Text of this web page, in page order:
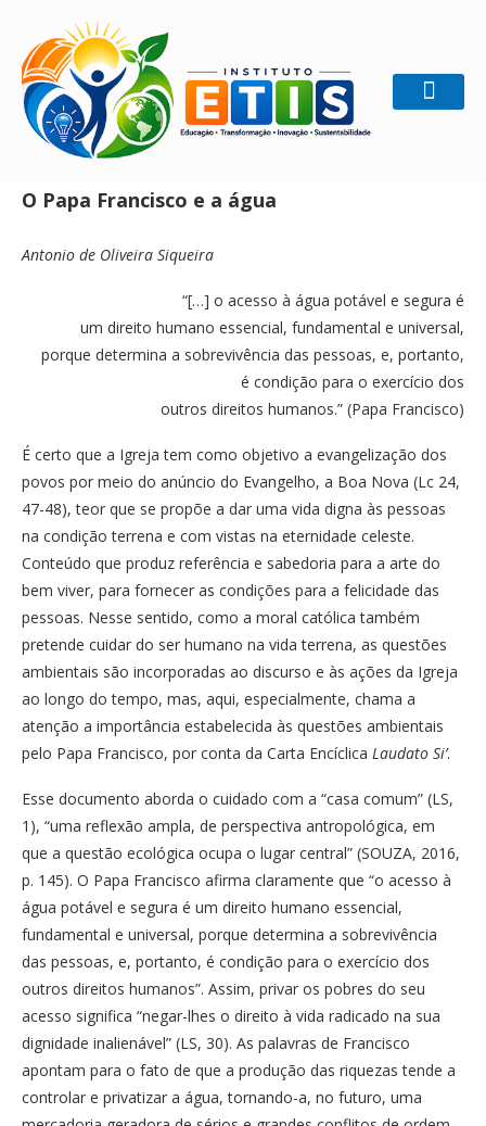
Home Gestão Sustentável
O Papa Francisco e a água
Antonio de Oliveira Siqueira
“[…] o acesso à água potável e segura é
um direito humano essencial, fundamental e universal,
porque determina a sobrevivência das pessoas, e, portanto,
é condição para o exercício dos
outros direitos humanos.” (Papa Francisco)
É certo que a Igreja tem como objetivo a evangelização dos
povos por meio do anúncio do Evangelho, a Boa Nova (Lc 24,
47-48), teor que se propõe a dar uma vida digna às pessoas
na condição terrena e com vistas na eternidade celeste.
Conteúdo que produz referência e sabedoria para a arte do
bem viver, para fornecer as condições para a felicidade das
pessoas. Nesse sentido, como a moral católica também
pretende cuidar do ser humano na vida terrena, as questões
ambientais são incorporadas ao discurso e às ações da Igreja
ao longo do tempo, mas, aqui, especialmente, chama a
atenção a importância estabelecida às questões ambientais
pelo Papa Francisco, por conta da Carta Encíclica Laudato Si’.
Esse documento aborda o cuidado com a “casa comum” (LS,
1), “uma reflexão ampla, de perspectiva antropológica, em
que a questão ecológica ocupa o lugar central” (SOUZA, 2016,
p. 145). O Papa Francisco afirma claramente que “o acesso à
água potável e segura é um direito humano essencial,
fundamental e universal, porque determina a sobrevivência
das pessoas, e, portanto, é condição para o exercício dos
outros direitos humanos”. Assim, privar os pobres do seu
acesso significa “negar-lhes o direito à vida radicado na sua
dignidade inalienável” (LS, 30). As palavras de Francisco
apontam para o fato de que a produção das riquezas tende a
controlar e privatizar a água, tornando-a, no futuro, uma